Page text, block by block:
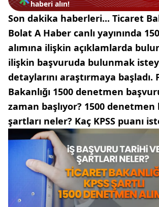
haberi alın!
Son dakika haberleri... Ticaret
Bolat A Haber canlı yayınında
alımına ilişkin açıklamlarda
ilişkin başvuruda bulunmak
detaylarını araştırmaya başladı.
Bakanlığı 1500 denetmen
zaman başlıyor? 1500 denetmen
şartları neler? Kaç KPSS puanı